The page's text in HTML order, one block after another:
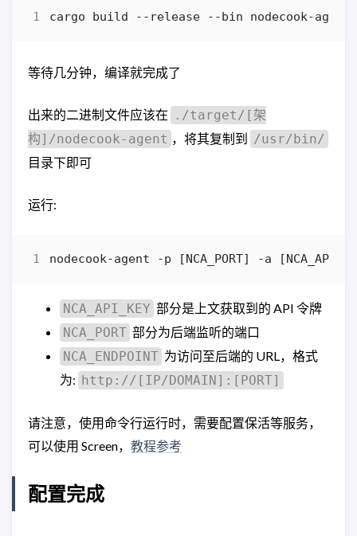
等待几分钟，编译就完成了
出来的二进制文件应该在
./target/[架
构]/nodecook-agent ，将其复制到
/usr/bin/
目录下即可
运行:
NCA_API_KEY 部分是上文获取到的 API 令牌
NCA_PORT 部分为后端监听的端口
NCA_ENDPOINT 为访问至后端的 URL，格式
为: http://[IP/DOMAIN]:[PORT]
请注意，使用命令行运行时，需要配置保活等服务，
可以使用 Screen， 教程参考
配置完成